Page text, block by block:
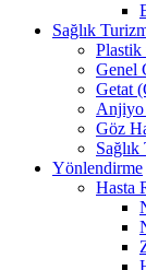
Sağlık
Plastik
Genel
Getat
Göz
Yönlendirme
Hasta